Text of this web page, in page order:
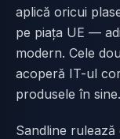
aplică oricui
pe piața UE —
modern. Cele
acoperă IT-ul
produsele în sine.
Sandline